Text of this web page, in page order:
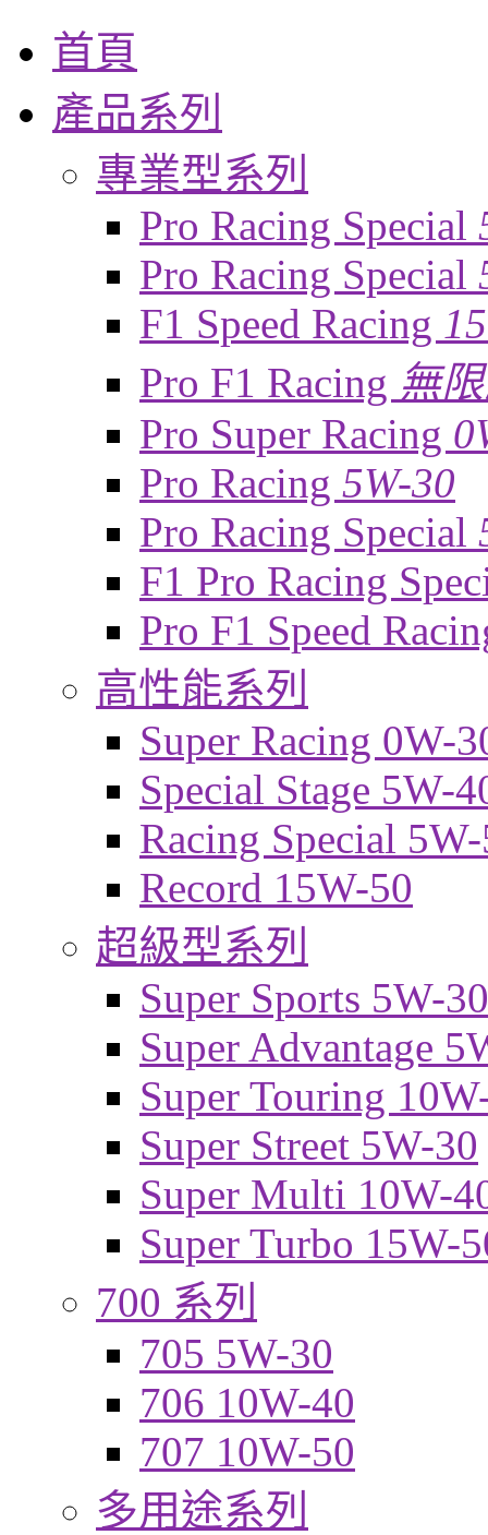
首頁
產品系列
專業型系列
Pro Racing Special
Pro Racing Special
F1 Speed Racing
Pro F1 Racing 無
Pro Super Racing
Pro Racing 5W-30
Pro Racing Special
F1 Pro Racing
Pro F1 Speed
高性能系列
Super Racing 0W-
Special Stage 5W-
Racing Special
Record 15W-50
超級型系列
Super Sports 5W-30
Super Advantage
Super Touring
Super Street 5W-30
Super Multi 10W-
Super Turbo 15W-
700 系列
705 5W-30
706 10W-40
707 10W-50
多用途系列